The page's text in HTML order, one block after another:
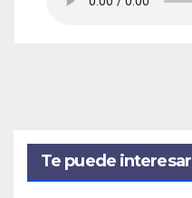
Te puede interesar